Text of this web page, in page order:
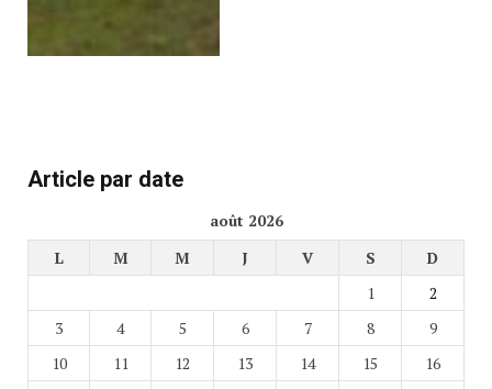
Article par date
août 2026
L
M M J V S
D
1
2
3
4 5 6 7 8
9
10
11 12 13 14 15
16